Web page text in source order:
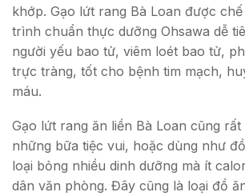
khớp. Gạo lứt rang Bà Loan được
trình chuẩn thực dưỡng Ohsawa dễ
người yếu bao tử, viêm loét bao tử,
trực tràng, tốt cho bệnh tim mạch,
máu.
Gạo lứt rang ăn liền Bà Loan cũng
những bữa tiệc vui, hoặc dùng như
loại bỏng nhiều dinh dưỡng mà ít
dân văn phòng. Đây cũng là loại đồ